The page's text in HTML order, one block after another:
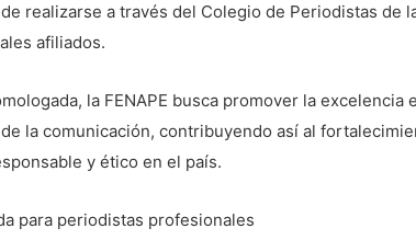
realizarse a través del Colegio de Periodistas de
afiliados.
la FENAPE busca promover la
la comunicación, contribuyendo así al
y ético en el país.
para periodistas profesionales